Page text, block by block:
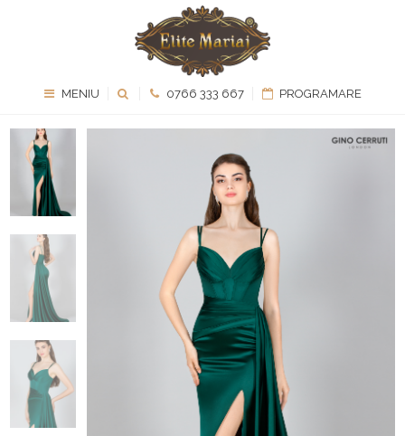
MENIU 0766 333 667 PROGRAMARE